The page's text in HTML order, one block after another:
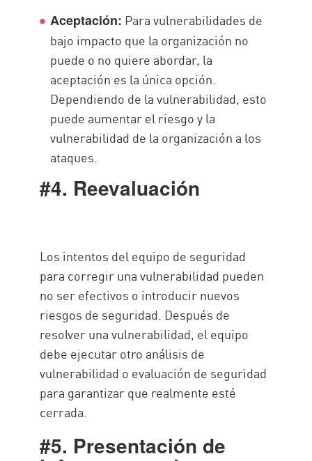
Aceptación: Para vulnerabilidades de
bajo impacto que la organización no
puede o no quiere abordar, la
aceptación es la única opción.
Dependiendo de la vulnerabilidad, esto
puede aumentar el riesgo y la
vulnerabilidad de la organización a los
ataques.
#4. Reevaluación
Los intentos del equipo de seguridad
para corregir una vulnerabilidad pueden
no ser efectivos o introducir nuevos
riesgos de seguridad. Después de
resolver una vulnerabilidad, el equipo
debe ejecutar otro análisis de
vulnerabilidad o evaluación de seguridad
para garantizar que realmente esté
cerrada.
#5. Presentación de